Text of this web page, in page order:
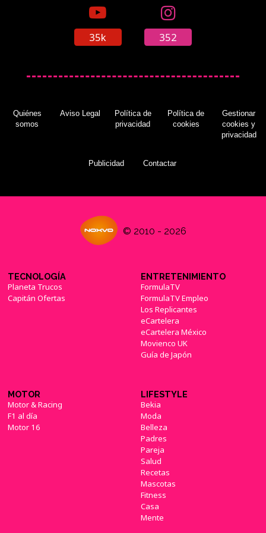
(18/05/2020)
Director creativo de 'Scorn': Las CPU de PS5 y
Xbox Series X tendrán un mayor impulso que
35k 352
Quiénes
somos
Aviso Legal
Política de
privacidad
Política de
cookies
Gestionar
cookies y
privacidad
Publicidad Contactar
© 2010 - 2026
TECNOLOGÍA
Planeta Trucos
Capitán Ofertas
ENTRETENIMIENTO
FormulaTV
FormulaTV Empleo
Los Replicantes
eCartelera
eCartelera México
Movienco UK
Guía de Japón
MOTOR
Motor & Racing
F1 al día
Motor 16
LIFESTYLE
Bekia
Moda
Belleza
Padres
Pareja
Salud
Recetas
Mascotas
Fitness
Casa
Mente